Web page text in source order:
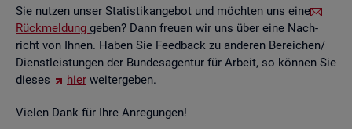
Sie nut­zen unser Sta­tis­tik­an­ge­bot und möch­ten uns eine
Rück­mel­dung geben? Dann freu­en wir uns über eine Nach­
richt von Ihnen. Haben Sie Feed­back zu an­de­ren Be­rei­chen/
Dienst­leis­tun­gen der Bun­des­agen­tur für Ar­beit, so kön­nen Sie
die­ses
hier wei­ter­ge­ben.
Vie­len Dank für Ihre An­re­gun­gen!